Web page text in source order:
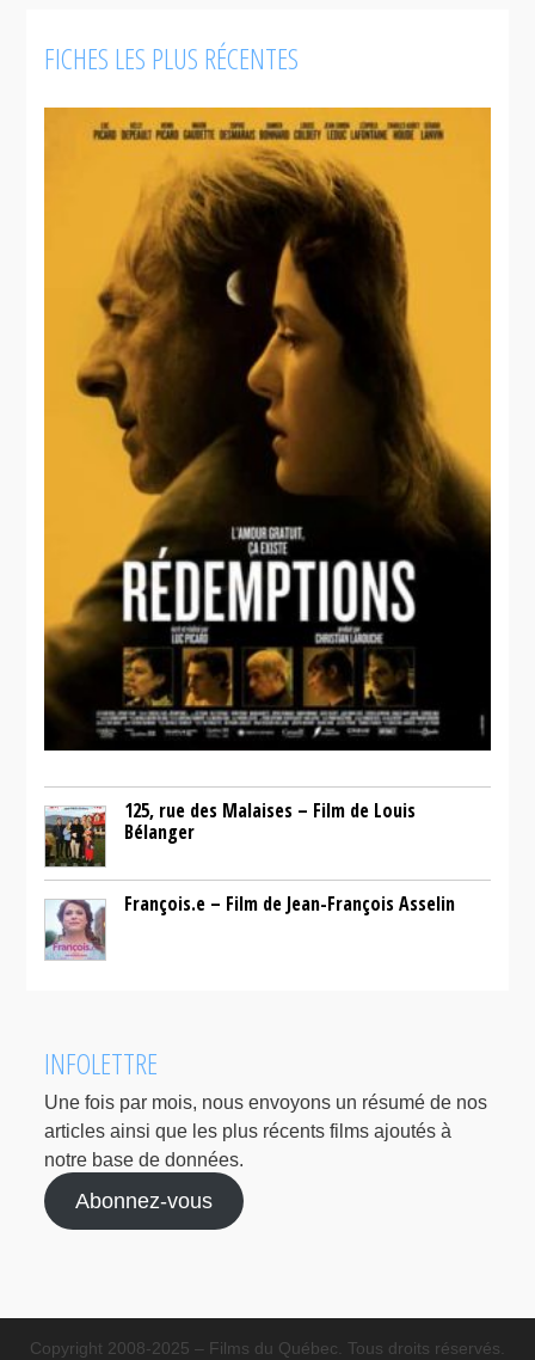
Nelly et
Simon :
FICHES LES PLUS RÉCENTES
125, rue des Malaises – Film de Louis
Bélanger
François.e – Film de Jean-François Asselin
INFOLETTRE
Une fois par mois, nous envoyons un résumé de nos
articles ainsi que les plus récents films ajoutés à
notre base de données.
Abonnez-vous
Copyright 2008-2025 – Films du Québec. Tous droits réservés.